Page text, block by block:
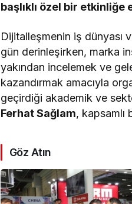
başlıklı özel bir etkinliğe
Dijitalleşmenin iş dünyası
gün derinleşirken, marka
yakından incelemek ve
kazandırmak amacıyla
geçirdiği akademik ve
Ferhat Sağlam, kapsamlı
Göz Atın